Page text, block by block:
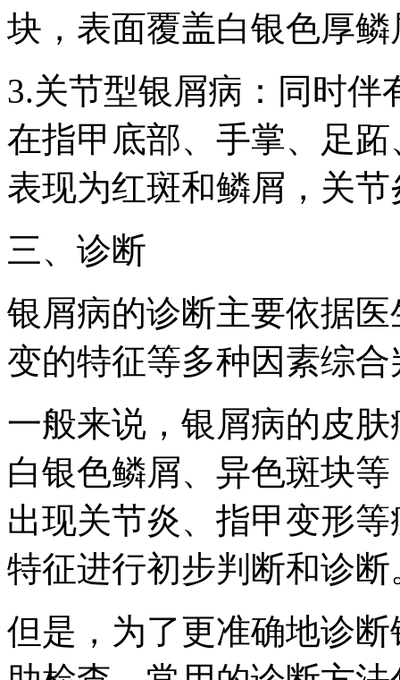
块，表面覆盖白银色厚鳞
3.关节型银屑病：同时
在指甲底部、手掌、足
表现为红斑和鳞屑，关
三、诊断
银屑病的诊断主要依据
变的特征等多种因素综合
一般来说，银屑病的皮
白银色鳞屑、异色斑块
出现关节炎、指甲变形
特征进行初步判断和诊断
但是，为了更准确地诊